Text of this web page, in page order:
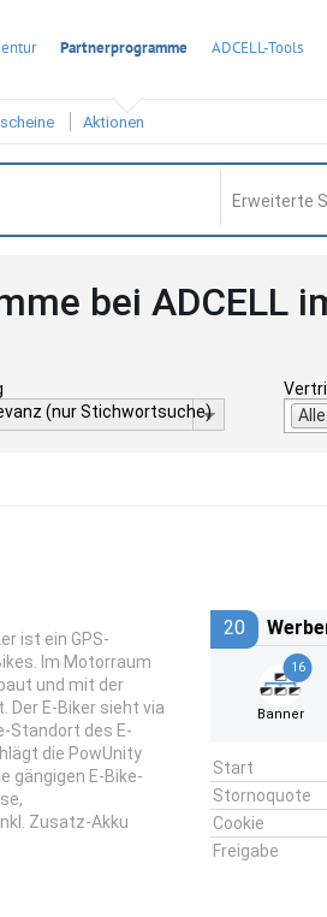
Partnerprogramme ADCELL-Tools
Aktionen
Erweiterte
bei ADCELL
(nur Stichwortsuche)
ist ein GPS-
Im Motorraum
und mit der
Der E-Biker sieht via
Standort des E-
die PowUnity
gängigen E-Bike-
Zusatz-Akku
20
16
Banner
Start
Stornoquote
Cookie
Freigabe